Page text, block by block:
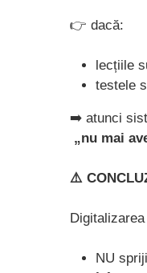
👉 dacă:
lecțiile
testele
➡️ atunci
„nu mai
⚠️
NU